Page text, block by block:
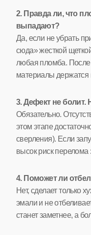
2. Правда ли, что
выпадают?
Да, если не убрать
сюда» жесткой
любая пломба.
материалы держатся
3. Дефект не болит.
Обязательно.
этом этапе
сверления). Если
высок риск перелома
4. Поможет ли
Нет, сделает только
эмали и не
станет заметнее, а